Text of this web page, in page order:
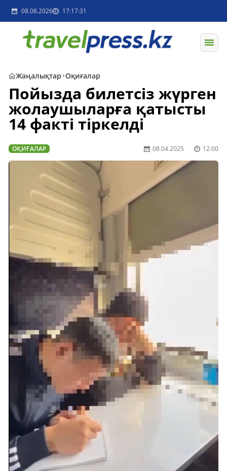
08.08.2026 17:17:31
Жаңалықтар Оқиғалар
Пойызда билетсіз жүрген
жолаушыларға қатысты
14 факті тіркелді
ОҚИҒАЛАР 08.04.2025 12:00